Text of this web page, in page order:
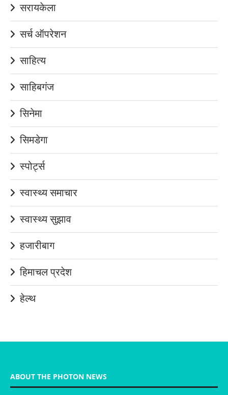
सरायकेला
सर्च ऑपरेशन
साहित्य
साहिबगंज
सिनेमा
सिमडेगा
स्पोर्ट्स
स्वास्थ्य समाचार
स्वास्थ्य सुझाव
हजारीबाग
हिमाचल प्रदेश
हेल्थ
ABOUT THE PHOTON NEWS